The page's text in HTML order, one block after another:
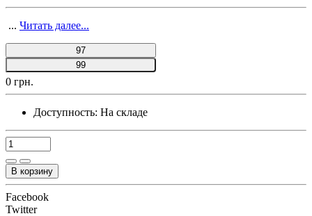
... Читать далее...
97
99
0 грн.
Доступность: На складе
В корзину
Facebook
Twitter